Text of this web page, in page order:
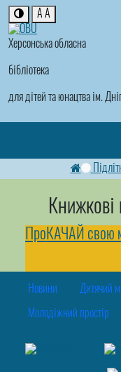
Херсонська обласна
бібліотека
для дітей та юнацтва ім.
A A
Книжкові
ПроКАЧАЙ свою
Новини Дитячий
Молодіжний простір